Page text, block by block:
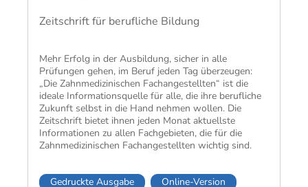
Zeitschrift für berufliche Bildung
Mehr Erfolg in der Ausbildung, sicher in alle
Prüfungen gehen, im Beruf jeden Tag überzeugen:
„Die Zahnmedizinischen Fachangestellten“ ist die
ideale Informationsquelle für alle, die ihre berufliche
Zukunft selbst in die Hand nehmen wollen. Die
Zeitschrift bietet ihnen jeden Monat aktuellste
Informationen zu allen Fachgebieten, die für die
Zahnmedizinischen Fachangestellten wichtig sind.
Gedruckte Ausgabe Online-Version